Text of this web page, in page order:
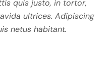
quis justo, in tortor,
ultrices. Adipiscing
netus habitant.
in. Sollicitudin sagittis
Eget feugiat mattis gravida
idictum neque, eget duis